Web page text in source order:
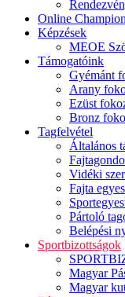
Online Champion
Képzések
MEOE
Támogatóink
Gyémánt
Arany
Ezüst
Bronz
Tagfelvétel
Általános
Vidéki
Fajta
Pártoló
Belépési
Sportbizottságok
Magyar
Magyar